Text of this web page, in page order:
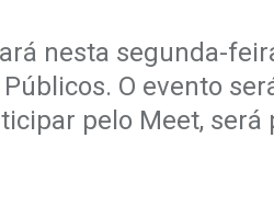
nesta segunda-
O evento
pelo Meet,